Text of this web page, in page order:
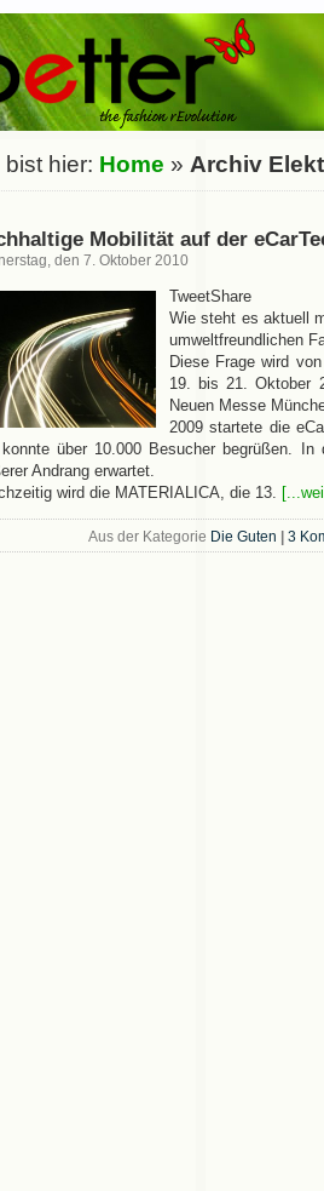
bist hier: Home » Archiv
Mobilität auf der
den 7. Oktober 2010
TweetShare
Wie steht es aktuell
umweltfreundlichen
Diese Frage wird
19. bis 21. Oktober
Neuen Messe
2009 startete die
über 10.000 Besucher begrüßen.
Andrang erwartet.
wird die MATERIALICA, die 13.
Aus der Kategorie Die Guten 3